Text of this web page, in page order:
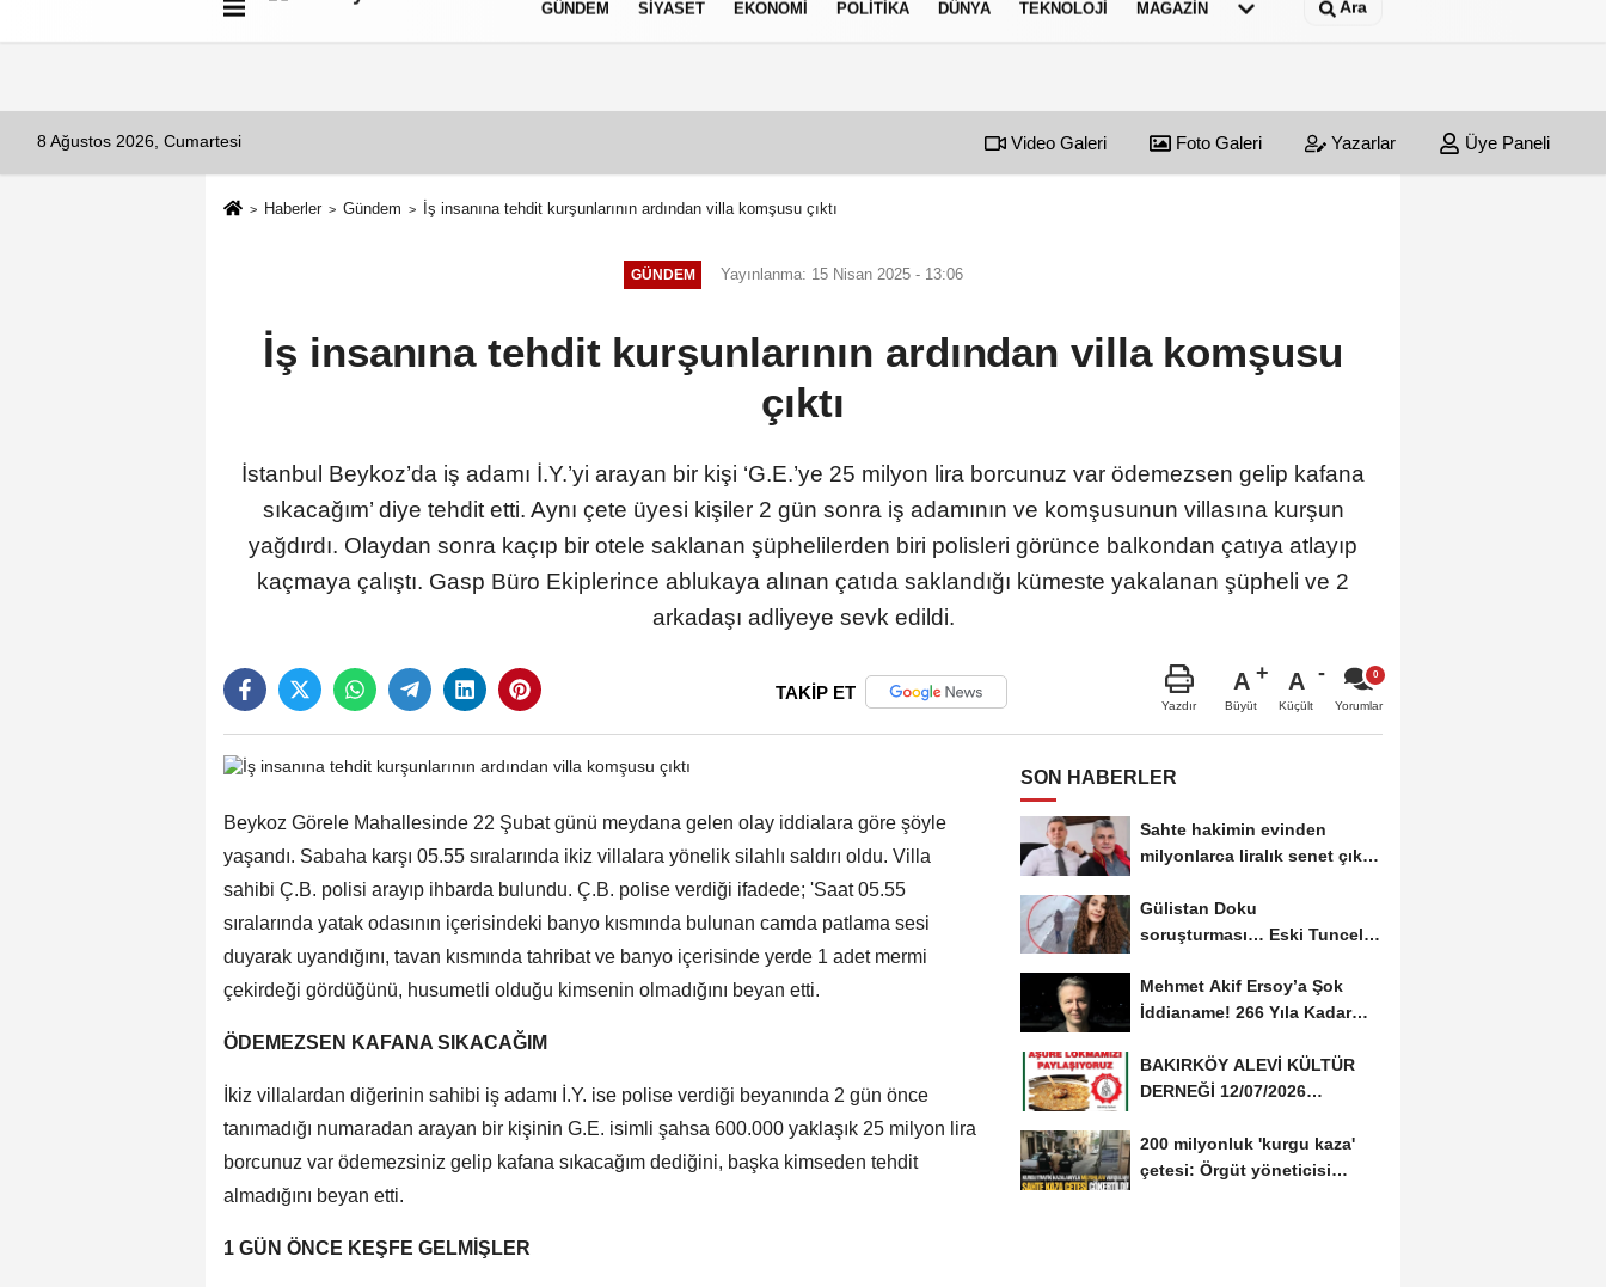
Künye
GÜNDEM SIYASET EKONOMI POLITIKA DÜNYA TEKNOLOJI MAGAZIN Ara
8 Ağustos 2026, Cumartesi Video Galeri Foto Galeri Yazarlar Üye Paneli
Haberler Gündem İş insanına tehdit kurşunlarının ardından villa komşusu çıktı
GÜNDEM Yayınlanma: 15 Nisan 2025 - 13:06
İş insanına tehdit kurşunlarının ardından villa komşusu
çıktı
İstanbul Beykoz’da iş adamı İ.Y.’yi arayan bir kişi ‘G.E.’ye 25 milyon lira borcunuz var ödemezsen gelip kafana
sıkacağım’ diye tehdit etti. Aynı çete üyesi kişiler 2 gün sonra iş adamının ve komşusunun villasına kurşun
yağdırdı. Olaydan sonra kaçıp bir otele saklanan şüphelilerden biri polisleri görünce balkondan çatıya atlayıp
kaçmaya çalıştı. Gasp Büro Ekiplerince ablukaya alınan çatıda saklandığı kümeste yakalanan şüpheli ve 2
arkadaşı adliyeye sevk edildi.
TAKİP ET
Yazdır
A
Büyüt
A
Küçült Yorumlar
Beykoz Görele Mahallesinde 22 Şubat günü meydana gelen olay iddialara göre şöyle
yaşandı. Sabaha karşı 05.55 sıralarında ikiz villalara yönelik silahlı saldırı oldu. Villa
sahibi Ç.B. polisi arayıp ihbarda bulundu. Ç.B. polise verdiği ifadede; 'Saat 05.55
sıralarında yatak odasının içerisindeki banyo kısmında bulunan camda patlama sesi
duyarak uyandığını, tavan kısmında tahribat ve banyo içerisinde yerde 1 adet mermi
çekirdeği gördüğünü, husumetli olduğu kimsenin olmadığını beyan etti.
ÖDEMEZSEN KAFANA SIKACAĞIM
İkiz villalardan diğerinin sahibi iş adamı İ.Y. ise polise verdiği beyanında 2 gün önce
tanımadığı numaradan arayan bir kişinin G.E. isimli şahsa 600.000 yaklaşık 25 milyon lira
borcunuz var ödemezsiniz gelip kafana sıkacağım dediğini, başka kimseden tehdit
almadığını beyan etti.
1 GÜN ÖNCE KEŞFE GELMİŞLER
SON HABERLER
Sahte hakimin evinden
milyonlarca liralık senet çıktı:
Gülistan Doku
soruşturması… Eski Tunceli
Mehmet Akif Ersoy’a Şok
İddianame! 266 Yıla Kadar
BAKIRKÖY ALEVİ KÜLTÜR
DERNEĞİ 12/07/2026
DAVETİNE...
200 milyonluk 'kurgu kaza'
çetesi: Örgüt yöneticisi